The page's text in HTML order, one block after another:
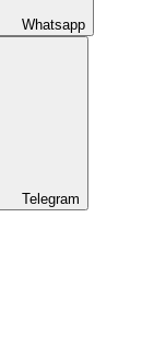
Whatsapp
Telegram